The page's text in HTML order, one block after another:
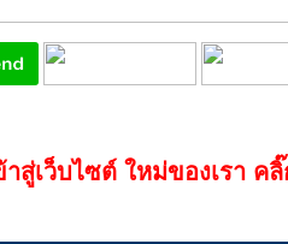
าสู่เว็บไซต์ ใหม่ของเรา ค